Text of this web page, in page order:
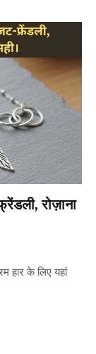
रोज़ाना
के लिए यहां